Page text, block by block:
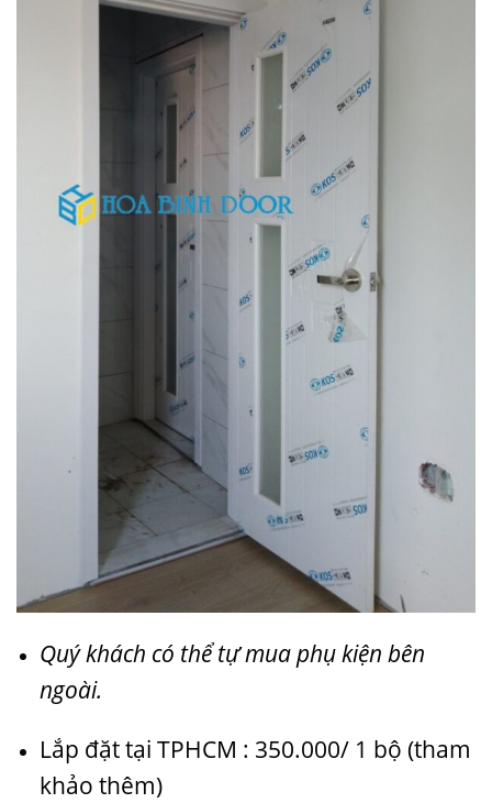
Quý khách có thể tự mua phụ kiện bên
ngoài.
Lắp đặt tại TPHCM : 350.000/ 1 bộ (tham
khảo thêm)